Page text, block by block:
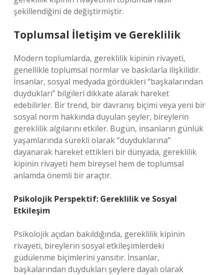
şekillendiğini de değiştirmiştir.
Toplumsal İletişim ve Gereklilik
Modern toplumlarda, gereklilik kipinin rivayeti,
genellikle toplumsal normlar ve baskılarla ilişkilidir.
İnsanlar, sosyal medyada gördükleri “başkalarından
duydukları” bilgileri dikkate alarak hareket
edebilirler. Bir trend, bir davranış biçimi veya yeni bir
sosyal norm hakkında duyulan şeyler, bireylerin
gereklilik algılarını etkiler. Bugün, insanların günlük
yaşamlarında sürekli olarak “duyduklarına”
dayanarak hareket ettikleri bir dünyada, gereklilik
kipinin rivayeti hem bireysel hem de toplumsal
anlamda önemli bir araçtır.
Psikolojik Perspektif: Gereklilik ve Sosyal
Etkileşim
Psikolojik açıdan bakıldığında, gereklilik kipinin
rivayeti, bireylerin sosyal etkileşimlerdeki
güdülenme biçimlerini yansıtır. İnsanlar,
başkalarından duydukları şeylere dayalı olarak